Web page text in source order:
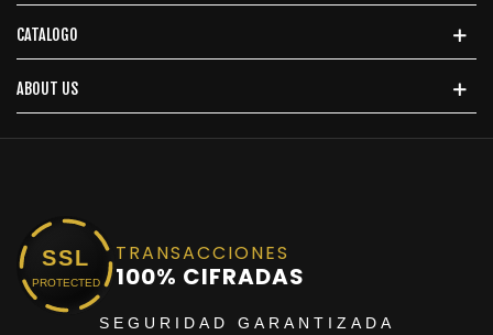
CATALOGO
ABOUT US
SSL
PROTECTED
TRANSACCIONES
100% CIFRADAS
SEGURIDAD GARANTIZADA